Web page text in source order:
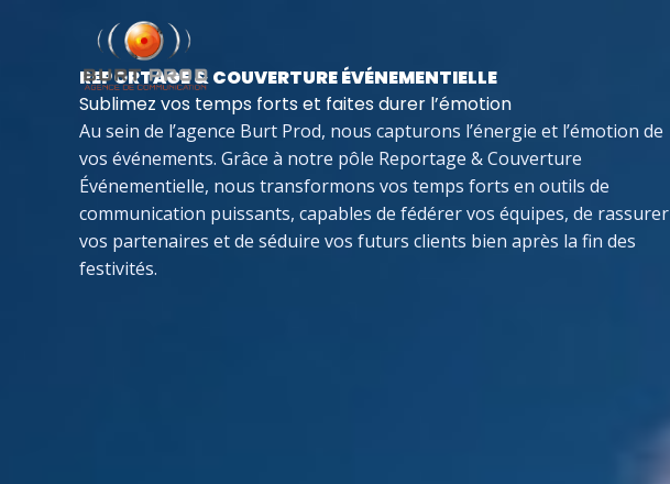
REPORTAGE & COUVERTURE ÉVÉNEMENTIELLE
Sublimez vos temps forts et faites durer l’émotion
Au sein de l’agence Burt Prod, nous capturons l’énergie et l’émotion de
vos événements. Grâce à notre pôle Reportage & Couverture
Événementielle, nous transformons vos temps forts en outils de
communication puissants, capables de fédérer vos équipes, de rassurer
vos partenaires et de séduire vos futurs clients bien après la fin des
festivités.